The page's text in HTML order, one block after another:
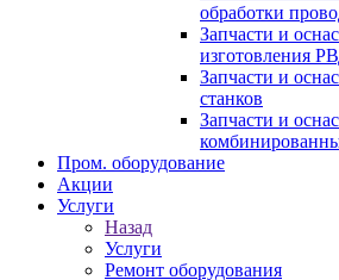
обработки
Запчасти и
изготовления
Запчасти и
станков
Запчасти и
Пром. оборудование
Акции
Услуги
Назад
Услуги
Ремонт оборудования